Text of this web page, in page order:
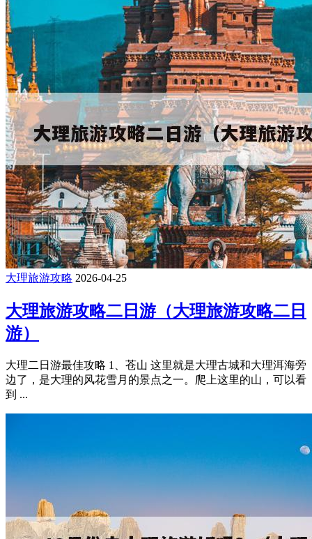
大理旅游攻略 2026-04-25
大理旅游攻略二日游（大理旅游攻略二日
游）
大理二日游最佳攻略 1、苍山 这里就是大理古城和大理洱海旁
边了，是大理的风花雪月的景点之一。爬上这里的山，可以看
到 ...